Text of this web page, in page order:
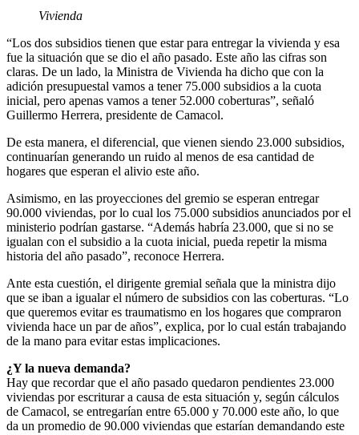
Vivienda
“Los dos subsidios tienen que estar para entregar la vivienda y esa
fue la situación que se dio el año pasado. Este año las cifras son
claras. De un lado, la Ministra de Vivienda ha dicho que con la
adición presupuestal vamos a tener 75.000 subsidios a la cuota
inicial, pero apenas vamos a tener 52.000 coberturas”, señaló
Guillermo Herrera, presidente de Camacol.
De esta manera, el diferencial, que vienen siendo 23.000 subsidios,
continuarían generando un ruido al menos de esa cantidad de
hogares que esperan el alivio este año.
Asimismo, en las proyecciones del gremio se esperan entregar
90.000 viviendas, por lo cual los 75.000 subsidios anunciados por el
ministerio podrían gastarse. “Además habría 23.000, que si no se
igualan con el subsidio a la cuota inicial, pueda repetir la misma
historia del año pasado”, reconoce Herrera.
Ante esta cuestión, el dirigente gremial señala que la ministra dijo
que se iban a igualar el número de subsidios con las coberturas. “Lo
que queremos evitar es traumatismo en los hogares que compraron
vivienda hace un par de años”, explica, por lo cual están trabajando
de la mano para evitar estas implicaciones.
¿Y la nueva demanda?
Hay que recordar que el año pasado quedaron pendientes 23.000
viviendas por escriturar a causa de esta situación y, según cálculos
de Camacol, se entregarían entre 65.000 y 70.000 este año, lo que
da un promedio de 90.000 viviendas que estarían demandando este